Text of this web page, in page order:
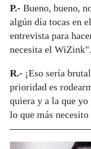
P.- Bueno, bueno,
algún día tocas en
entrevista para
necesita el WiZink".
R.- ¡Eso sería
prioridad es
quiera y a la que yo
lo que más necesito